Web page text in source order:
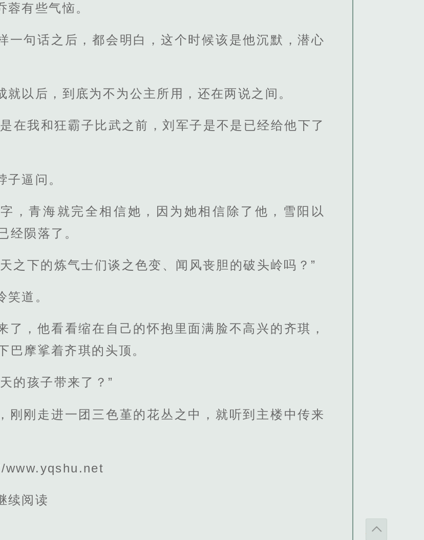
有些气恼。
一句话之后，都会明白，这个时候该是他沉默，潜心
就以后，到底为不为公主所用，还在两说之间。
在我和狂霸子比武之前，刘军子是不是已经给他下了
逼问。
，青海就完全相信她，因为她相信除了他，雪阳以
经陨落了。
之下的炼气士们谈之色变、闻风丧胆的破头岭吗？”
道。
了，他看看缩在自己的怀抱里面满脸不高兴的齐琪，
巴摩挲着齐琪的头顶。
的孩子带来了？”
刚刚走进一团三色堇的花丛之中，就听到主楼中传来
www.yqshu.net
续阅读